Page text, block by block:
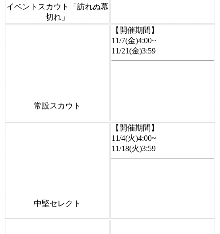
イベントスカウト「訪れぬ幕
切れ」
常設スカウト
【開催期間】
11/7(金)4:00~
11/21(金)3:59
中堅セレクト
【開催期間】
11/4(火)4:00~
11/18(火)3:59